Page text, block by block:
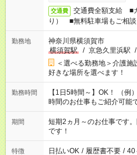
交通費
交通費全額支給 ■
り） ■無料駐車場もご相
勤務地
神奈川県横須賀市
横須賀駅
/ 京急久里浜駅 /
＜選べる勤務地＞介護
好きな場所を選べます！
勤務時間
【1日5時間～】OK！ （
時間のお仕事もご紹介可能
その他の時間帯もあなたの
ただけます！ 【シフト固定もOK】★家庭の都合でお休みが必要
な場合も遠慮なくご相談ください。 ※週最低15時
が必要です
期間
短期2ヵ月～のお仕事です
です！
特徴 日払いOK / 履歴書不要 / 40